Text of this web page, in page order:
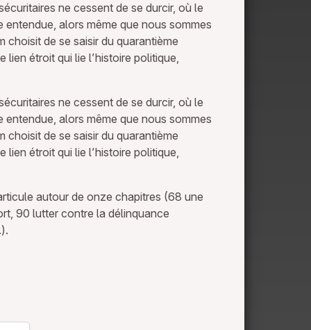
ne cessent de se durcir, où le
alors même que nous sommes
choisit de se saisir du quarantième
lien étroit qui lie l’histoire politique,
ne cessent de se durcir, où le
alors même que nous sommes
choisit de se saisir du quarantième
lien étroit qui lie l’histoire politique,
autour de onze chapitres (68 une
90 lutter contre la délinquance